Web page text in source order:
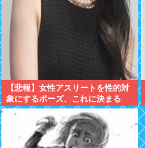
【悲報】女性アスリートを性的対
象にするポーズ、これに決まる